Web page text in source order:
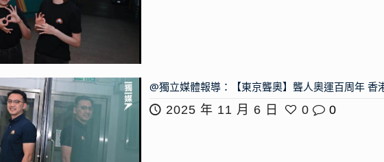
@獨立媒體報導：【東京聾奧】聾人奧運百周年 香
2025 年 11 月 6 日
0
0